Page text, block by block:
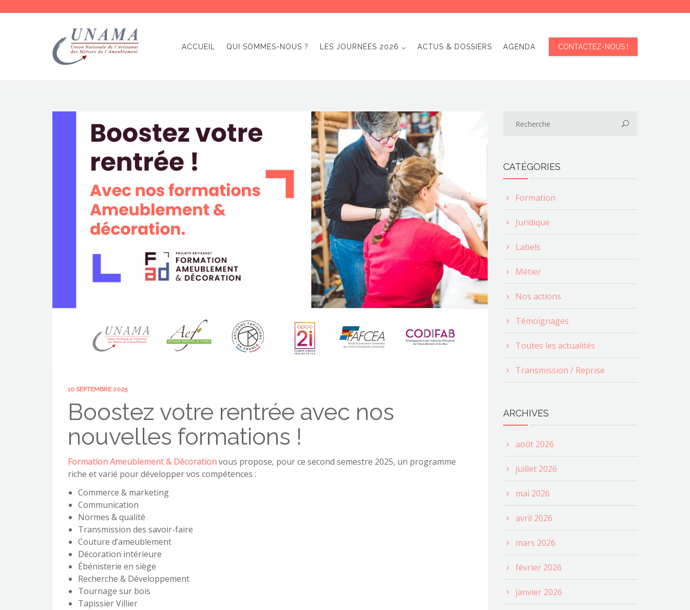
ACCUEIL QUI SOMMES-NOUS ? LES JOURNÉES 2026 ⌵ ACTUS & DOSSIERS AGENDA CONTACTEZ-NOUS !
10 SEPTEMBRE 2025
Boostez votre rentrée avec nos
nouvelles formations !
Formation Ameublement & Décorationvous propose, pour ce second semestre 2025, un programme
riche et varié pour développer vos compétences :
Commerce & marketing
Communication
Normes & qualité
Transmission des savoir-faire
Couture d’ameublement
Décoration intérieure
Ébénisterie en siège
Recherche & Développement
Tournage sur bois
Tapissier Villier
CATÉGORIES
Formation
Juridique
Labels
Métier
Nos actions
Témoignages
Toutes les actualités
Transmission / Reprise
ARCHIVES
août 2026
juillet 2026
mai 2026
avril 2026
mars 2026
février 2026
janvier 2026